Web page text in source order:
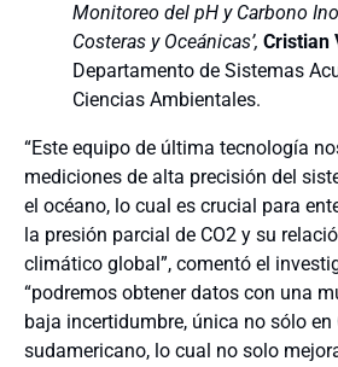
Monitoreo del pH y Carbono
Costeras y Oceánicas’, Cristian
Departamento de Sistemas
Ciencias Ambientales.
“Este equipo de última tecnología
mediciones de alta precisión del
el océano, lo cual es crucial para
la presión parcial de CO2 y su
climático global”, comentó el
“podremos obtener datos con una
baja incertidumbre, única no sólo en
sudamericano, lo cual no solo